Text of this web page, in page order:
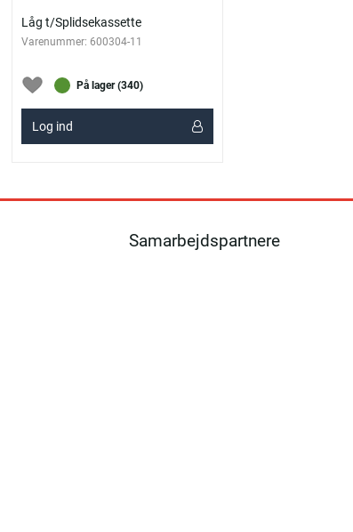
Låg t/Splidsekassette
Varenummer: 600304-11
På lager (340)
Log ind
Samarbejdspartnere